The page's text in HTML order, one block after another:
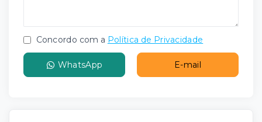
Concordo com a Política de Privacidade
WhatsApp E-mail